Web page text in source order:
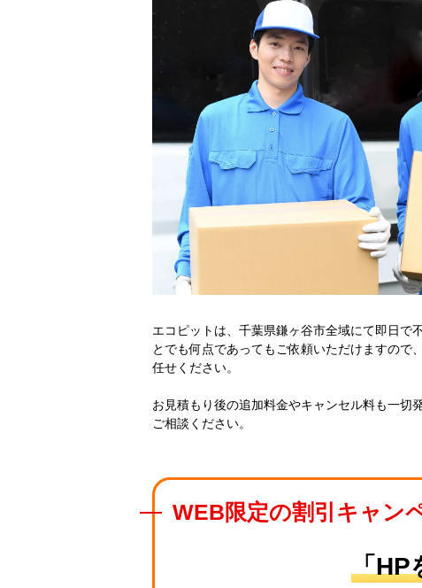
エコピットは、千葉県鎌ヶ谷市全域にて即日で
とでも何点であってもご依頼いただけますので
任せください。
お見積もり後の追加料金やキャンセル料も一切
ご相談ください。
WEB限定の割引キャン
「HP